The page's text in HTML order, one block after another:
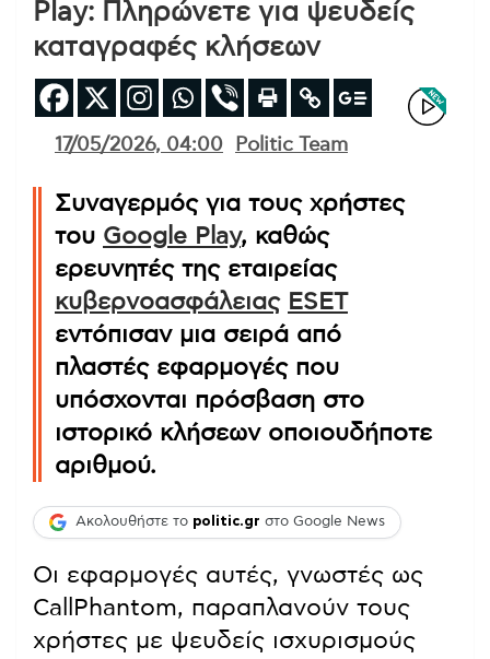
Play: Πληρώνετε για ψευδείς
καταγραφές κλήσεων
17/05/2026, 04:00 Politic Team
Συναγερμός για τους χρήστες
του Google Play, καθώς
ερευνητές της εταιρείας
κυβερνοασφάλειας ESET
εντόπισαν μια σειρά από
πλαστές εφαρμογές που
υπόσχονται πρόσβαση στο
ιστορικό κλήσεων οποιουδήποτε
αριθμού.
Ακολουθήστε το politic.gr στο Google News
Οι εφαρμογές αυτές, γνωστές ως
CallPhantom, παραπλανούν τους
χρήστες με ψευδείς ισχυρισμούς